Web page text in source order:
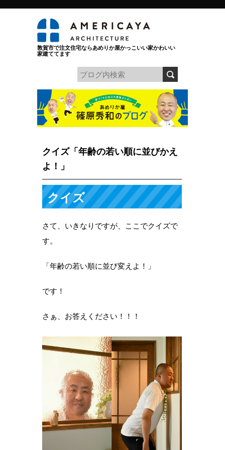
敦賀市で注文住宅ならあめりか屋かっこいい家かわいい
家建ててます
クイズ「年齢の若い順に並びかえ
よ！」
クイズ
さて、いきなりですが、ここでクイズで
す。
「年齢の若い順に並び変えよ！」
です！
さぁ、お答えください！！！